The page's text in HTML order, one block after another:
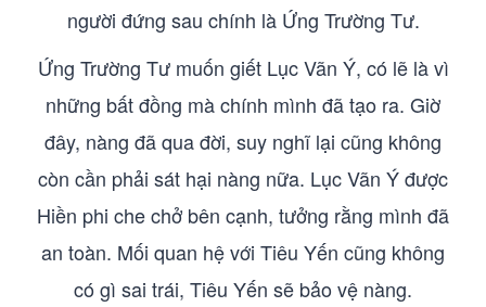
người đứng sau chính là Ứng Trường Tư.
Ứng Trường Tư muốn giết Lục Vãn Ý, có lẽ là vì
những bất đồng mà chính mình đã tạo ra. Giờ
đây, nàng đã qua đời, suy nghĩ lại cũng không
còn cần phải sát hại nàng nữa. Lục Vãn Ý được
Hiền phi che chở bên cạnh, tưởng rằng mình đã
an toàn. Mối quan hệ với Tiêu Yến cũng không
có gì sai trái, Tiêu Yến sẽ bảo vệ nàng.